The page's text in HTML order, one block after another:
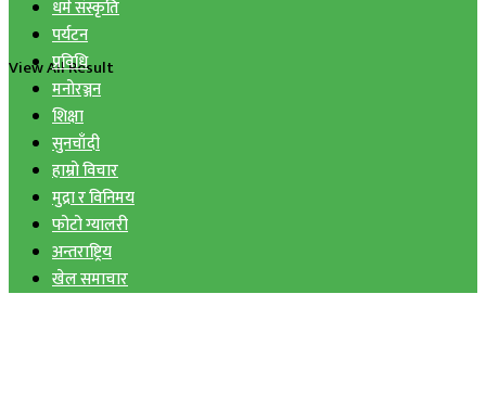
View All Result
धर्म संस्कृति
पर्यटन
प्रविधि
मनोरञ्जन
शिक्षा
सुनचाँदी
हाम्रो विचार
मुद्रा र विनिमय
फोटो ग्यालरी
अन्तराष्ट्रिय
खेल समाचार